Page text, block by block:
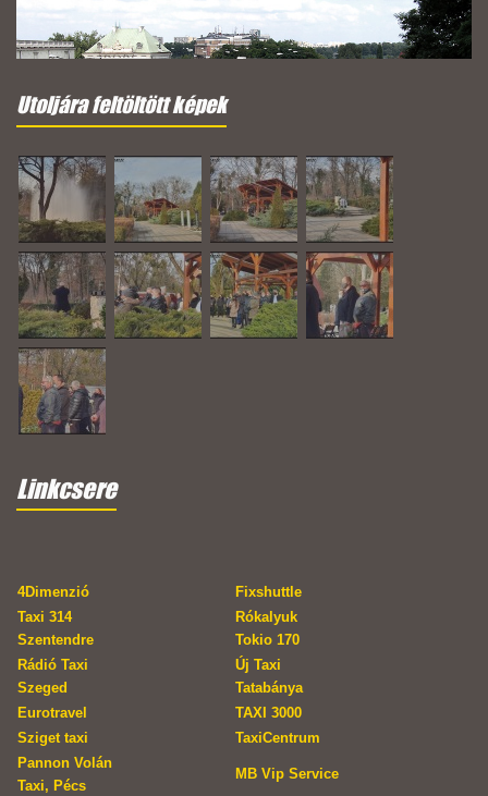
Utoljára feltöltött képek
Linkcsere
4Dimenzió
Fixshuttle
Taxi 314
Szentendre
Rókalyuk
Tokio 170
Rádió Taxi
Szeged
Új Taxi
Tatabánya
Eurotravel
TAXI 3000
Sziget taxi
TaxiCentrum
Pannon Volán
Taxi, Pécs
MB Vip Service